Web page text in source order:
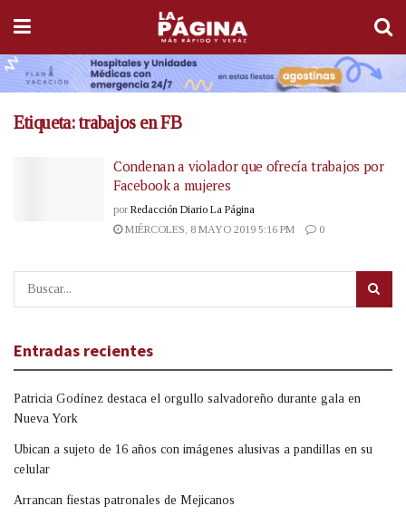
Etiqueta:trabajos en FB
Condenan a violador que ofrecía trabajos por
Facebook a mujeres
por Redacción Diario La Página
MIÉRCOLES, 8 MAYO 2019 5:16 PM
0
Entradas recientes
Patricia Godínez destaca el orgullo salvadoreño durante gala en
Nueva York
Ubican a sujeto de 16 años con imágenes alusivas a pandillas en su
celular
Arrancan fiestas patronales de Mejicanos